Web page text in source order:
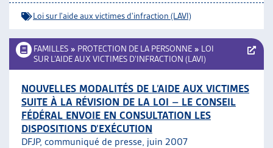
Loi sur l'aide aux victimes d'infraction (LAVI)
FAMILLES » PROTECTION DE LA PERSONNE » LOI
SUR L’AIDE AUX VICTIMES D’INFRACTION (LAVI)
NOUVELLES MODALITÉS DE L’AIDE AUX VICTIMES
SUITE À LA RÉVISION DE LA LOI – LE CONSEIL
FÉDÉRAL ENVOIE EN CONSULTATION LES
DISPOSITIONS D’EXÉCUTION
DFJP, communiqué de presse, juin 2007